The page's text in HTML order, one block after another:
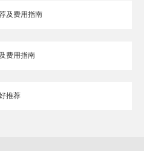
及费用指南
费用指南
推荐